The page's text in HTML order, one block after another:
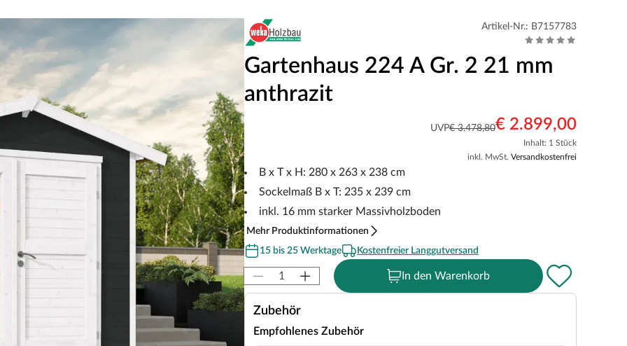
Artikel-Nr.: B7157783
Gartenhaus 224 A Gr. 2 21 mm
anthrazit
UVP€ 3.478,80€ 2.899,00
Inhalt: 1 Stück
inkl. MwSt. Versandkostenfrei
B x T x H: 280 x 263 x 238 cm
Sockelmaß B x T: 235 x 239 cm
inkl. 16 mm starker Massivholzboden
Mehr Produktinformationen
15 bis 25 Werktage
Kostenfreier Langgutversand
In den Warenkorb
Zubehör
Empfohlenes Zubehör